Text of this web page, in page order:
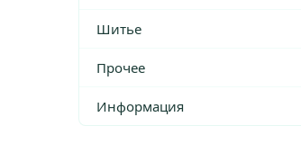
Шитье
Прочее
Информация